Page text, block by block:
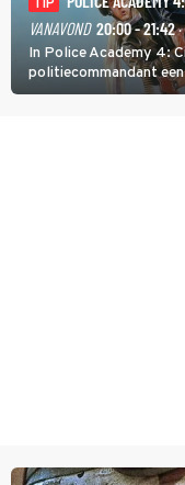
TIP
VANAVOND 20:00 - 21:42·
In Police Academy 4:
politiecommandant
agenten.